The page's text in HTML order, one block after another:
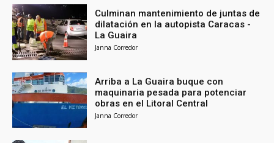
Culminan mantenimiento de juntas de
dilatación en la autopista Caracas -
La Guaira
Janna Corredor
Arriba a La Guaira buque con
maquinaria pesada para potenciar
obras en el Litoral Central
Janna Corredor